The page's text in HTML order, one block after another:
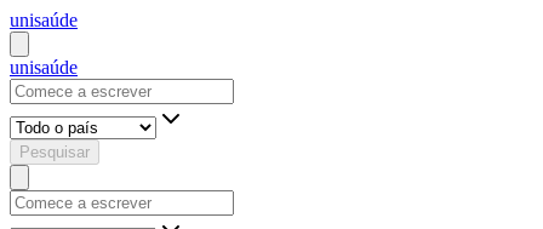
unisaúde
unisaúde
Pesquisar